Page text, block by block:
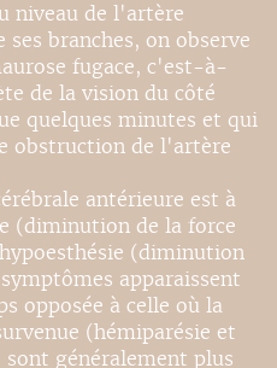
niveau de l'artère
branches, on observe
fugace, c'est-à-
de la vision du côté
quelques minutes et qui
obstruction de l'artère
antérieure est à
(diminution de la force
(diminution
apparaissent
opposée à celle où la
(hémiparésie et
généralement plus